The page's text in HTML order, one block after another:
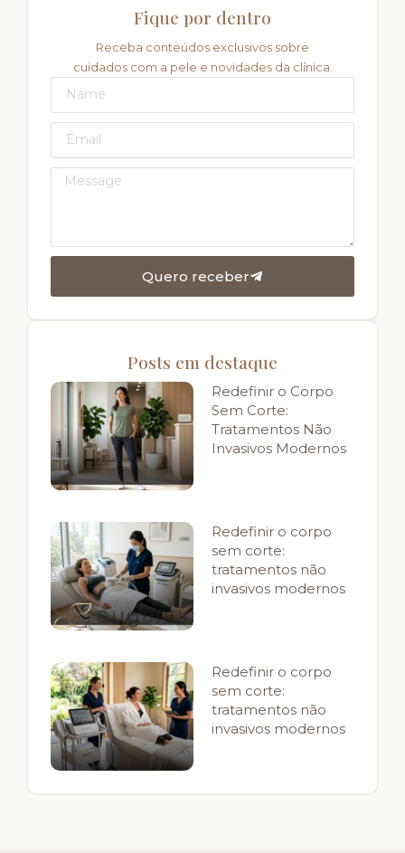
Fique por dentro
Receba conteúdos exclusivos sobre
cuidados com a pele e novidades da clínica.
Quero receber
Posts em destaque
Redefinir o Corpo
Sem Corte:
Tratamentos Não
Invasivos Modernos
Redefinir o corpo
sem corte:
tratamentos não
invasivos modernos
Redefinir o corpo
sem corte:
tratamentos não
invasivos modernos